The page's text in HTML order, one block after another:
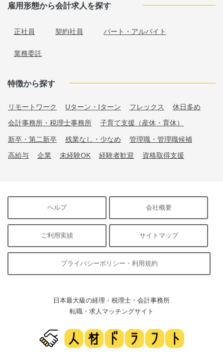
雇用形態から会計求人を探す
正社員 契約社員 パート・アルバイト
業務委託
特徴から探す
リモートワーク Uターン・Iターン フレックス 休日多め
会計事務所・税理士事務所 子育て支援（産休・育休）
新卒・第二新卒 残業なし・少なめ 管理職・管理職候補
高給与 企業 未経験OK 経験者歓迎 資格取得支援
ヘルプ 会社概要
ご利用実績 サイトマップ
プライバシーポリシー・利用規約
日本最大級の経理・税理士・会計事務所
転職・求人マッチングサイト